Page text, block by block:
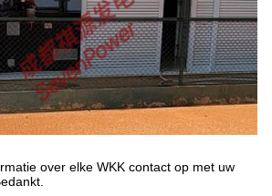
over elke WKK contact op met uw